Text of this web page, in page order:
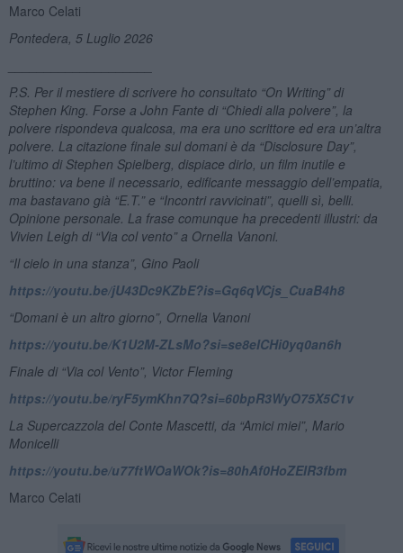
Marco Celati
Pontedera, 5 Luglio 2026
P.S. Per il mestiere di scrivere ho consultato “On Writing” di
Stephen King. Forse a John Fante di “Chiedi alla polvere”, la
polvere rispondeva qualcosa, ma era uno scrittore ed era un’altra
polvere. La citazione finale sul domani è da “Disclosure Day”,
l’ultimo di Stephen Spielberg, dispiace dirlo, un film inutile e
bruttino: va bene il necessario, edificante messaggio dell’empatia,
ma bastavano già “E.T.” e “Incontri ravvicinati”, quelli sì, belli.
Opinione personale. La frase comunque ha precedenti illustri: da
Vivien Leigh di “Via col vento” a Ornella Vanoni.
“Il cielo in una stanza”, Gino Paoli
https://youtu.be/jU43Dc9KZbE?is=Gq6qVCjs_CuaB4h8
“Domani è un altro giorno”, Ornella Vanoni
https://youtu.be/K1U2M-ZLsMo?si=se8eICHi0yq0an6h
Finale di “Via col Vento”, Victor Fleming
https://youtu.be/ryF5ymKhn7Q?si=60bpR3WyO75X5C1v
La Supercazzola del Conte Mascetti, da “Amici miei”, Mario
Monicelli
https://youtu.be/u77ftWOaWOk?is=80hAf0HoZEIR3fbm
Marco Celati